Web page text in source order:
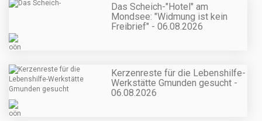
Das Scheich-"Hotel" am
Mondsee: "Widmung ist kein
Freibrief" - 06.08.2026
Kerzenreste für die Lebenshilfe-
Werkstätte Gmunden gesucht -
06.08.2026